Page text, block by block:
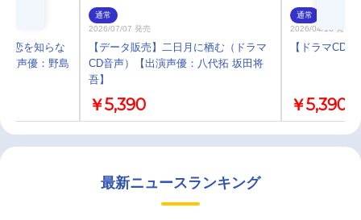
恋を知らな
演声優：野島
通常
2026/07/07 発売
【データ販売】二日月に栖む（ドラマ
CD音声）【出演声優：八代拓 坂田将
吾】
￥5,390
通常
2026/04/18 発売
【ドラマCD
￥5,390
最新ニュースランキング